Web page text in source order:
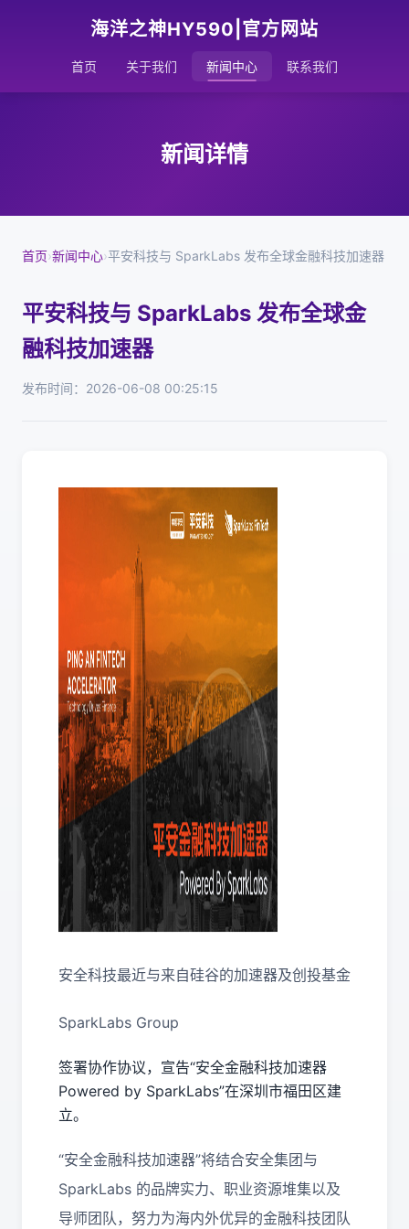
海洋之神HY590|官方网站
首页 关于我们 新闻中心 联系我们
新闻详情
首页›新闻中心›平安科技与 SparkLabs 发布全球金融科技加速器
平安科技与 SparkLabs 发布全球金
融科技加速器
发布时间：2026-06-08 00:25:15
安全科技最近与来自硅谷的加速器及创投基金
SparkLabs Group
签署协作协议，宣告“安全金融科技加速器
Powered by SparkLabs”在深圳市福田区建
立。
“安全金融科技加速器”将结合安全集团与
SparkLabs 的品牌实力、职业资源堆集以及
导师团队，努力为海内外优异的金融科技团队